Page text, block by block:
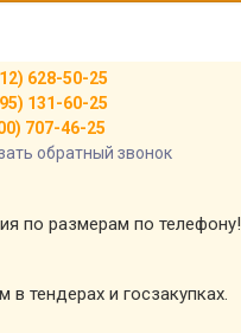
628-50-25
131-60-25
707-46-25
обратный звонок
по размерам по телефону!
в тендерах и госзакупках.